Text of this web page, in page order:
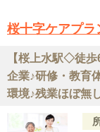
桜十字ケアプラ
【桜上水駅◇徒
企業♪研修・教育
環境♪残業ほぼ無